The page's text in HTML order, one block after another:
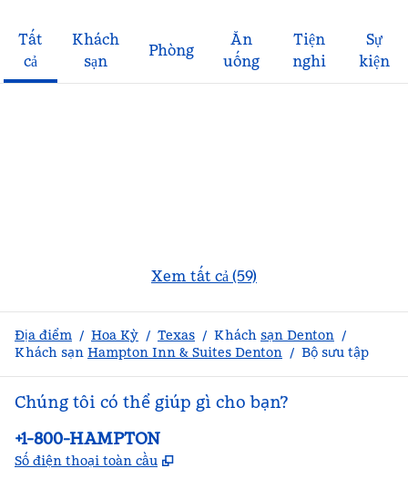
Tất
cả
Khách
sạn
Phòng
Ăn
uống
Tiện
nghi
Sự
kiện
Xem tất cả (59)
Địa điểm / Hoa Kỳ / Texas / Khách sạn Denton /
Khách sạn Hampton Inn & Suites Denton / Bộ sưu tập
Chúng tôi có thể giúp gì cho bạn?
Điện thoại:
+1-800-HAMPTON
Số điện thoại toàn cầu ,